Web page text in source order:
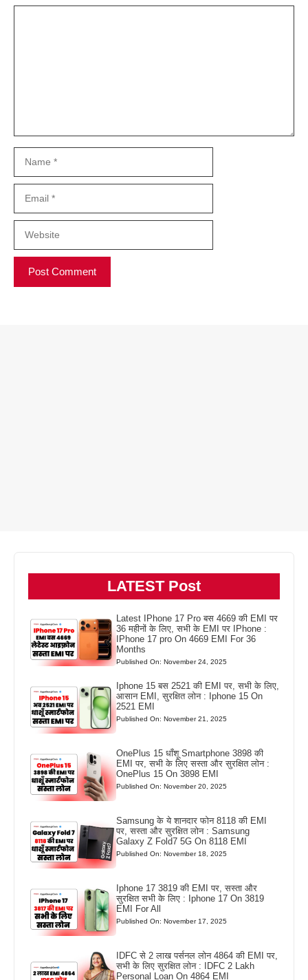
LATEST Post
Latest IPhone 17 Pro बस 4669 की EMI पर
36 महीनों के लिए, सभी के EMI पर IPhone :
IPhone 17 pro On 4669 EMI For 36
Months
Published On: November 24, 2025
Iphone 15 बस 2521 की EMI पर, सभी के लिए,
आसान EMI, सुरक्षित लोन : Iphone 15 On
2521 EMI
Published On: November 21, 2025
OnePlus 15 धाँशू Smartphone 3898 की
EMI पर, सभी के लिए सस्ता और सुरक्षित लोन :
OnePlus 15 On 3898 EMI
Published On: November 20, 2025
Samsung के ये शानदार फोन 8118 की EMI
पर, सस्ता और सुरक्षित लोन : Samsung
Galaxy Z Fold7 5G On 8118 EMI
Published On: November 18, 2025
Iphone 17 3819 की EMI पर, सस्ता और
सुरक्षित सभी के लिए : Iphone 17 On 3819
EMI For All
Published On: November 17, 2025
IDFC से 2 लाख पर्सनल लोन 4864 की EMI पर,
सभी के लिए सुरक्षित लोन : IDFC 2 Lakh
Personal Loan On 4864 EMI